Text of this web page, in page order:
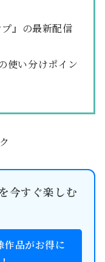
』の最新配信
い分けポイン
今すぐ楽しむ
品がお得に